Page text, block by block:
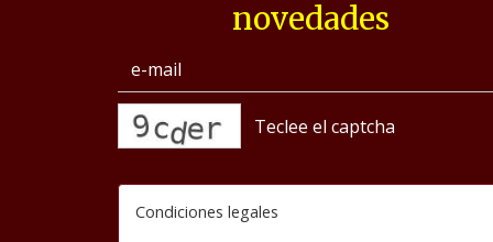
novedades
Condiciones legales